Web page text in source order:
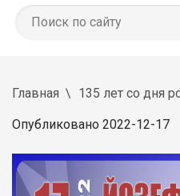
Главная 135 лет со дня
Опубликовано 2022-12-17